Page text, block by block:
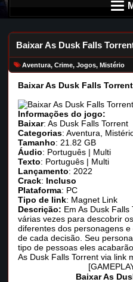
Baixar As Dusk Falls
Aventura,Crime,Jogos,Mistério
Baixar As Dusk Falls Torrent
Informações do jogo:
Baixar: As Dusk Falls Torrent
Categorias: Aventura,
Tamanho: 21.82 GB
Áudio: Português | Multi
Texto: Português | Multi
Lançamento: 2022
Crack: Incluso
Plataforma: PC
Tipo de link: Magnet Link
Descrição: Em As Dusk
várias vezes para descobrir
diferentes dos personagens
de cada decisão. Seu
tipo de pessoas eles
As Dusk Falls Torrent via link
Baixar As